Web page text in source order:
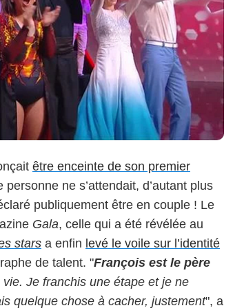
être enceinte de son premier
personne ne s’attendait, d’autant plus
publiquement être en couple ! Le
Gala, celle qui a été révélée au
stars a enfin levé le voile sur l’identité
de talent. "François est le père
Je franchis une étape et je ne
quelque chose à cacher, justement", a